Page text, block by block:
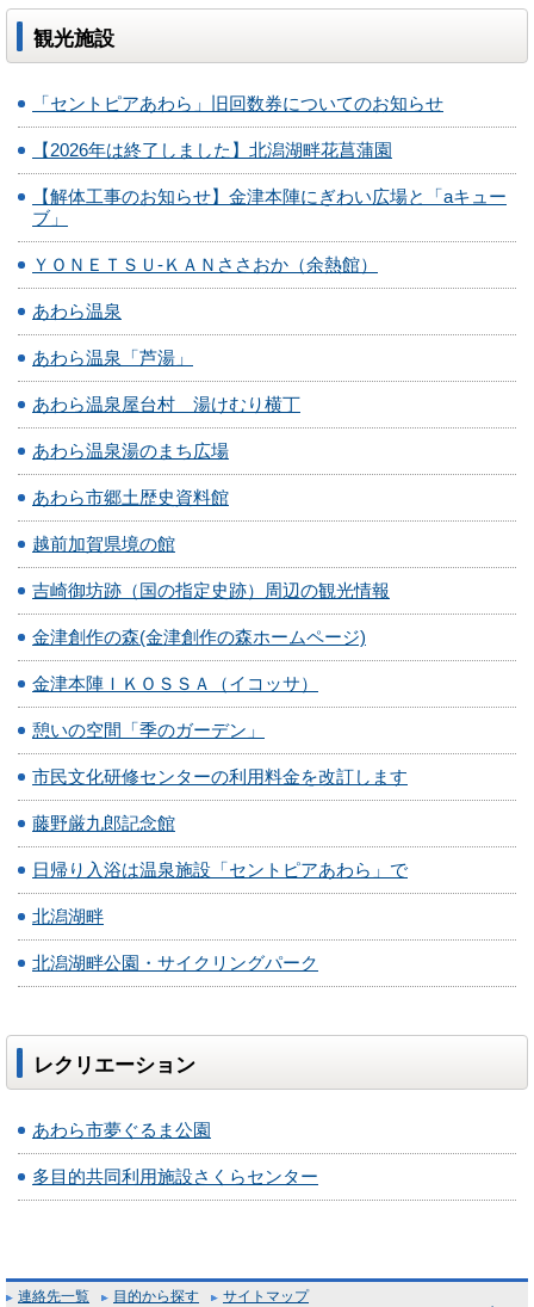
観光施設
「セントピアあわら」旧回数券についてのお知らせ
【2026年は終了しました】北潟湖畔花菖蒲園
【解体工事のお知らせ】金津本陣にぎわい広場と「aキュー
ブ」
ＹＯＮＥＴＳＵ‐ＫＡＮささおか（余熱館）
あわら温泉
あわら温泉「芦湯」
あわら温泉屋台村 湯けむり横丁
あわら温泉湯のまち広場
あわら市郷土歴史資料館
越前加賀県境の館
吉崎御坊跡（国の指定史跡）周辺の観光情報
金津創作の森(金津創作の森ホームページ)
金津本陣ＩＫＯＳＳＡ（イコッサ）
憩いの空間「季のガーデン」
市民文化研修センターの利用料金を改訂します
藤野厳九郎記念館
日帰り入浴は温泉施設「セントピアあわら」で
北潟湖畔
北潟湖畔公園・サイクリングパーク
レクリエーション
あわら市夢ぐるま公園
多目的共同利用施設さくらセンター
連絡先一覧 目的から探す
サイトマップ